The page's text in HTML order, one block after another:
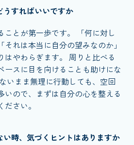
すればいいですか
ことが第一歩です。 「何に対し
れは本当に自分の望みなのか」
はやわらぎます。 周りと比べる
ースに目を向けることも助けにな
いまま無理に行動しても、空回
いので、まずは自分の心を整える
さい。
時、気づくヒントはありますか